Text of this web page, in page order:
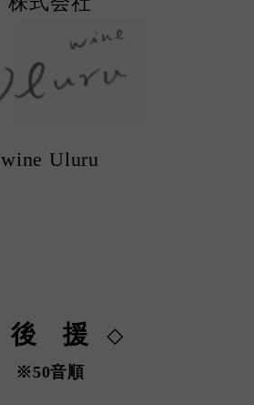
wine Uluru
後 援
◇
※50音順